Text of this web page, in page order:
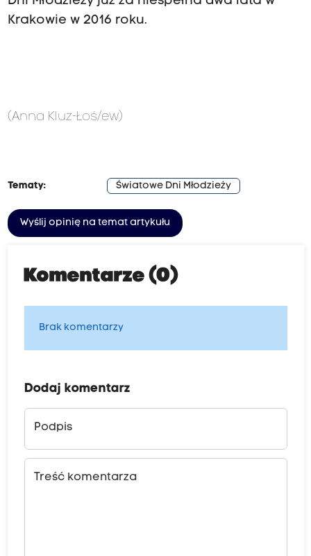
Krakowie w 2016 roku.
(Anna Kluz-Łoś/ew)
Tematy: Światowe Dni Młodzieży
Wyślij opinię na temat artykułu
Komentarze (0)
Brak komentarzy
Dodaj komentarz
Podpis
Treść komentarza